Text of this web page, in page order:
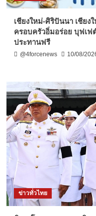
เชียงใหม่-ศิริปันนา เชีย
ครอบครัวอิ่มอร่อย บุฟเ
ประทานฟรี
@4forcenews 10/08/
ข่าวทั่วไทย